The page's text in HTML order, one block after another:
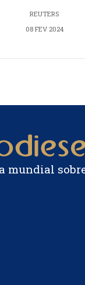
REUTERS
08 FEV 2024
mundial